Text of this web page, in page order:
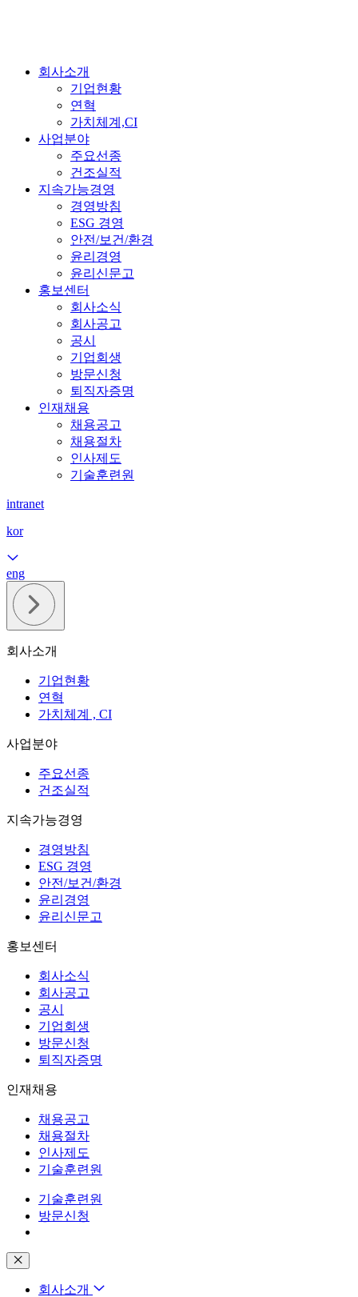
회사소개
기업현황
연혁
가치체계,CI
사업분야
주요선종
건조실적
지속가능경영
경영방침
ESG 경영
안전/보건/환경
윤리경영
윤리신문고
홍보센터
회사소식
회사공고
공시
기업회생
방문신청
퇴직자증명
인재채용
채용공고
채용절차
인사제도
기술훈련원
intranet
kor
eng
회사소개
기업현황
연혁
가치체계 , CI
사업분야
주요선종
건조실적
지속가능경영
경영방침
ESG 경영
안전/보건/환경
윤리경영
윤리신문고
홍보센터
회사소식
회사공고
공시
기업회생
방문신청
퇴직자증명
인재채용
채용공고
채용절차
인사제도
기술훈련원
기술훈련원
방문신청
회사소개